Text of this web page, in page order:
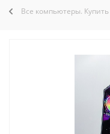
Все компьютеры.